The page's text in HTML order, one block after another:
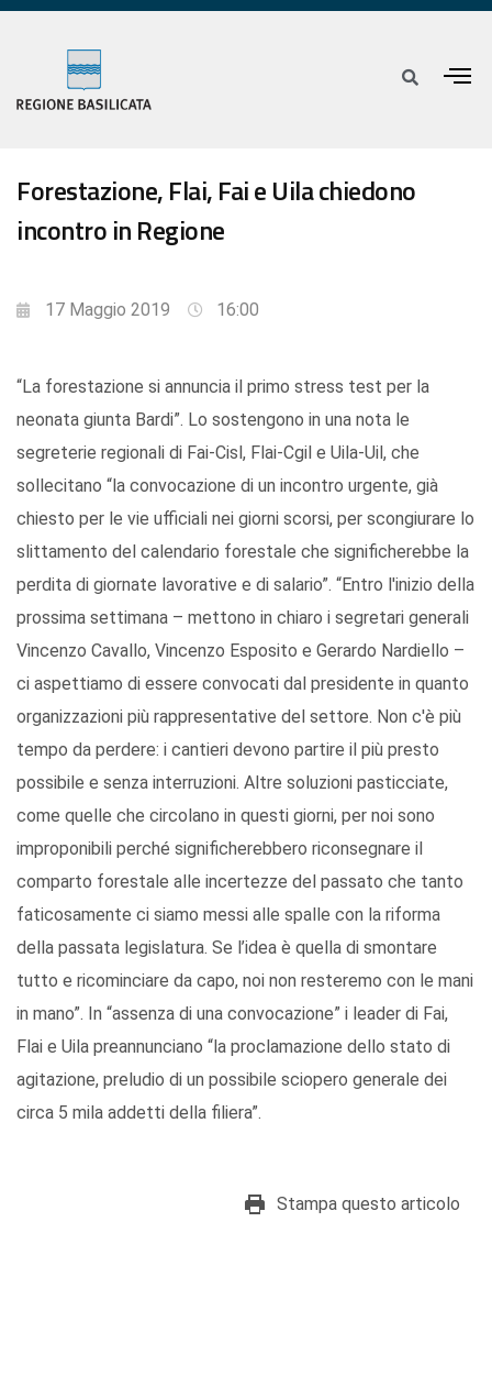
Forestazione, Flai, Fai e Uila chiedono
incontro in Regione
17 Maggio 2019 16:00
“La forestazione si annuncia il primo stress test per la
neonata giunta Bardi”. Lo sostengono in una nota le
segreterie regionali di Fai-Cisl, Flai-Cgil e Uila-Uil, che
sollecitano “la convocazione di un incontro urgente, già
chiesto per le vie ufficiali nei giorni scorsi, per scongiurare lo
slittamento del calendario forestale che significherebbe la
perdita di giornate lavorative e di salario”. “Entro l'inizio della
prossima settimana – mettono in chiaro i segretari generali
Vincenzo Cavallo, Vincenzo Esposito e Gerardo Nardiello –
ci aspettiamo di essere convocati dal presidente in quanto
organizzazioni più rappresentative del settore. Non c'è più
tempo da perdere: i cantieri devono partire il più presto
possibile e senza interruzioni. Altre soluzioni pasticciate,
come quelle che circolano in questi giorni, per noi sono
improponibili perché significherebbero riconsegnare il
comparto forestale alle incertezze del passato che tanto
faticosamente ci siamo messi alle spalle con la riforma
della passata legislatura. Se l’idea è quella di smontare
tutto e ricominciare da capo, noi non resteremo con le mani
in mano”. In “assenza di una convocazione” i leader di Fai,
Flai e Uila preannunciano “la proclamazione dello stato di
agitazione, preludio di un possibile sciopero generale dei
circa 5 mila addetti della filiera”.
Stampa questo articolo